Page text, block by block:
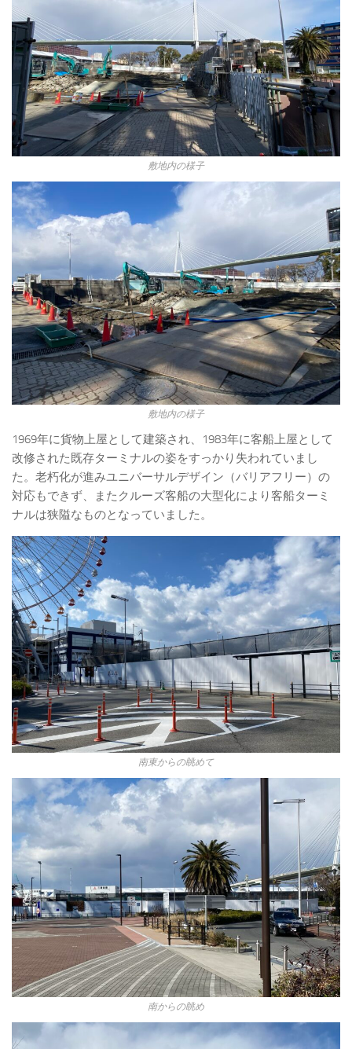
敷地内の様子
敷地内の様子
1969年に貨物上屋として建築され、1983年に客船上屋として
改修された既存ターミナルの姿をすっかり失われていまし
た。老朽化が進みユニバーサルデザイン（バリアフリー）の
対応もできず、またクルーズ客船の大型化により客船ターミ
ナルは狭隘なものとなっていました。
南東からの眺めて
南からの眺め